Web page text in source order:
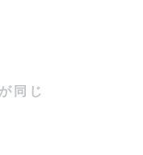
ります.
同じ